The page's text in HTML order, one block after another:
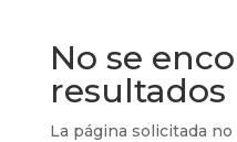
No se
resultados
La página solicitada